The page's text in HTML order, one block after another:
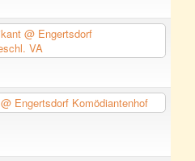
@ Engertsdorf
VA
@ Engertsdorf Komödiantenhof